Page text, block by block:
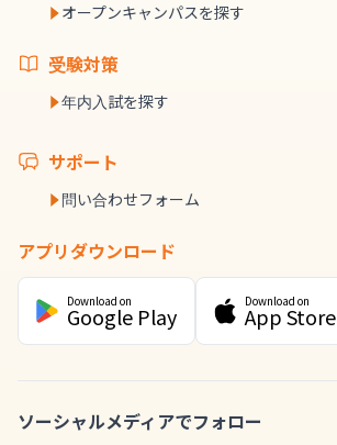
オープンキャンパスを探す
受験対策
年内入試を探す
サポート
問い合わせフォーム
アプリダウンロード
Download on
Google Play
Download on
App Store
ソーシャルメディアでフォロー